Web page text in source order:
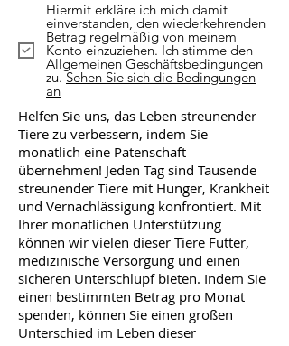
Hiermit erkläre ich mich damit
einverstanden, den wiederkehrenden
Betrag regelmäßig von meinem
Konto einzuziehen. Ich stimme den
Allgemeinen Geschäftsbedingungen
zu.Sehen Sie sich die Bedingungen
an
Helfen Sie uns, das Leben streunender
Tiere zu verbessern, indem Sie
monatlich eine Patenschaft
übernehmen! Jeden Tag sind Tausende
streunender Tiere mit Hunger, Krankheit
und Vernachlässigung konfrontiert. Mit
Ihrer monatlichen Unterstützung
können wir vielen dieser Tiere Futter,
medizinische Versorgung und einen
sicheren Unterschlupf bieten. Indem Sie
einen bestimmten Betrag pro Monat
spenden, können Sie einen großen
Unterschied im Leben dieser